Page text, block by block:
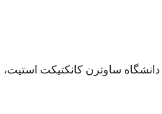
ساوترن کانکتیکت استیت،